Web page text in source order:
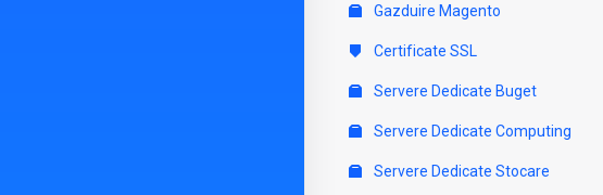
Gazduire Magento
Certificate SSL
Servere Dedicate Buget
Servere Dedicate Computing
Servere Dedicate Stocare